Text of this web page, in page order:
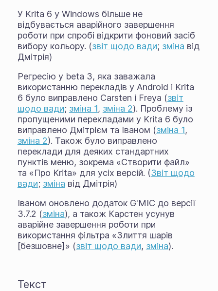
У Krita 6 у Windows більше не
відбувається аварійного завершення
роботи при спробі відкрити фоновий засіб
вибору кольору. (звіт щодо вади; зміна від
Дмітрія)
Регресію у beta 3, яка заважала
використанню перекладів у Android і Krita
6 було виправлено Carsten і Freya (звіт
щодо вади; зміна 1, зміна 2). Проблему із
пропущеними перекладами у Krita 6 було
виправлено Дмітрієм та Іваном (зміна 1,
зміна 2). Також було виправлено
переклади для деяких стандартних
пунктів меню, зокрема «Створити файл»
та «Про Krita» для усіх версій. (Звіт щодо
вади; зміна від Дмітрія)
Іваном оновлено додаток G'MIC до версії
3.7.2 (зміна), а також Карстен усунув
аварійне завершення роботи при
використання фільтра «Злиття шарів
[безшовне]» (звіт щодо вади, зміна).
Текст